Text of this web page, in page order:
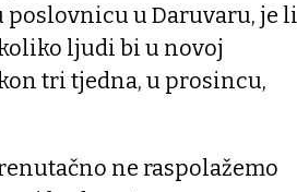
poslovnicu u Daruvaru, je li
ljudi bi u novoj
tri tjedna, u prosincu,
ne raspolažemo